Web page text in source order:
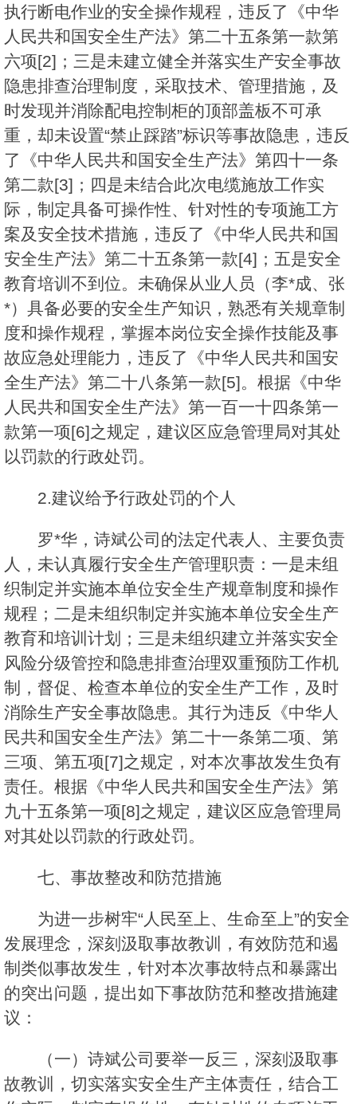
执行断电作业的安全操作规程，违反了《中华
人民共和国安全生产法》第二十五条第一款第
六项[2]；三是未建立健全并落实生产安全事故
隐患排查治理制度，采取技术、管理措施，及
时发现并消除配电控制柜的顶部盖板不可承
重，却未设置“禁止踩踏”标识等事故隐患，违反
了《中华人民共和国安全生产法》第四十一条
第二款[3]；四是未结合此次电缆施放工作实
际，制定具备可操作性、针对性的专项施工方
案及安全技术措施，违反了《中华人民共和国
安全生产法》第二十五条第一款[4]；五是安全
教育培训不到位。未确保从业人员（李*成、张
*）具备必要的安全生产知识，熟悉有关规章制
度和操作规程，掌握本岗位安全操作技能及事
故应急处理能力，违反了《中华人民共和国安
全生产法》第二十八条第一款[5]。根据《中华
人民共和国安全生产法》第一百一十四条第一
款第一项[6]之规定，建议区应急管理局对其处
以罚款的行政处罚。
2.建议给予行政处罚的个人
罗*华，诗斌公司的法定代表人、主要负责
人，未认真履行安全生产管理职责：一是未组
织制定并实施本单位安全生产规章制度和操作
规程；二是未组织制定并实施本单位安全生产
教育和培训计划；三是未组织建立并落实安全
风险分级管控和隐患排查治理双重预防工作机
制，督促、检查本单位的安全生产工作，及时
消除生产安全事故隐患。其行为违反《中华人
民共和国安全生产法》第二十一条第二项、第
三项、第五项[7]之规定，对本次事故发生负有
责任。根据《中华人民共和国安全生产法》第
九十五条第一项[8]之规定，建议区应急管理局
对其处以罚款的行政处罚。
七、事故整改和防范措施
为进一步树牢“人民至上、生命至上”的安全
发展理念，深刻汲取事故教训，有效防范和遏
制类似事故发生，针对本次事故特点和暴露出
的突出问题，提出如下事故防范和整改措施建
议：
（一）诗斌公司要举一反三，深刻汲取事
故教训，切实落实安全生产主体责任，结合工